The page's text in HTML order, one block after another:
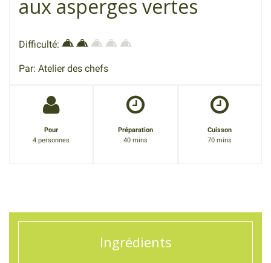
aux asperges vertes
Difficulté:
Par: Atelier des chefs
Pour
4 personnes
Préparation
40 mins
Cuisson
70 mins
Ingrédients